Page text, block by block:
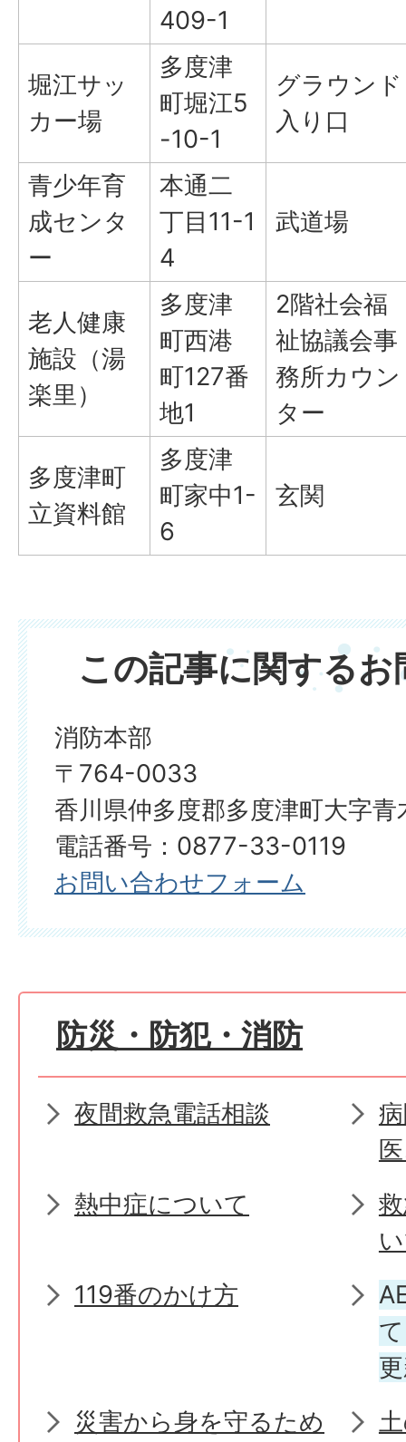
409-1
堀江サッ
カー場
多度津
町堀江5
-10-1
グラウンド
入り口
青少年育
成センタ
ー
本通二
丁目11-1
4
武道場
老人健康
施設（湯
楽里）
多度津
町西港
町127番
地1
2階社会福
祉協議会事
務所カウン
ター
多度津町
立資料館
多度津
町家中1-
6
玄関
この記事に関する
消防本部
〒764-0033
香川県仲多度郡多度津町大字
電話番号：0877-33-0119
お問い合わせフォーム
防災・防犯・消防
夜間救急電話相談
熱中症について
119番のかけ方
災害から身を守るため